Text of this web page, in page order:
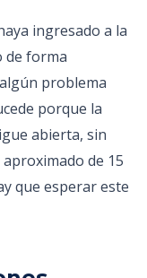
ingresado a la
de forma
problema
porque la
abierta, sin
de 15
que esperar este